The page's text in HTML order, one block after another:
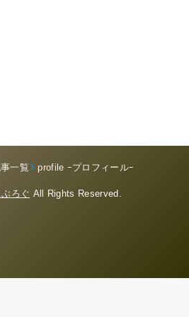
一覧 profile ｰプロフィールｰ
ろぐ All Rights Reserved.